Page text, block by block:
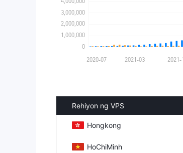
Rehiyon ng VPS
Hongkong
HoChiMinh